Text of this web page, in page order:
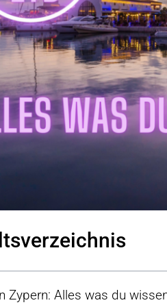
Zypern: Alles was du